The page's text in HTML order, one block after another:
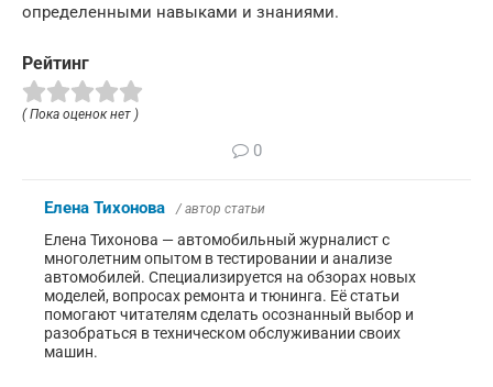
определенными навыками и знаниями.
Рейтинг
( Пока оценок нет )
0
Елена Тихонова / автор статьи
Елена Тихонова — автомобильный журналист с
многолетним опытом в тестировании и анализе
автомобилей. Специализируется на обзорах новых
моделей, вопросах ремонта и тюнинга. Её статьи
помогают читателям сделать осознанный выбор и
разобраться в техническом обслуживании своих
машин.